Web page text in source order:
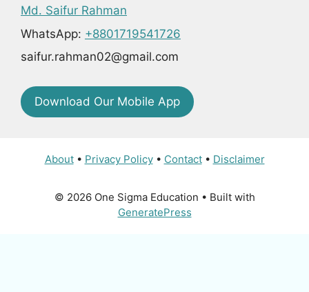
Md. Saifur Rahman
WhatsApp: +8801719541726
saifur.rahman02@gmail.com
Download Our Mobile App
About• Privacy Policy• Contact• Disclaimer
© 2026 One Sigma Education • Built with
GeneratePress